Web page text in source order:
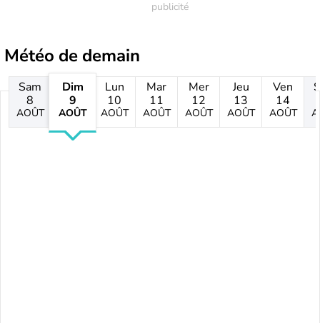
Météo de demain
Sam
8
AOÛT
Dim
9
AOÛT
Lun
10
AOÛT
Mar
11
AOÛT
Mer
12
AOÛT
Jeu
13
AOÛT
Ven
14
AOÛT